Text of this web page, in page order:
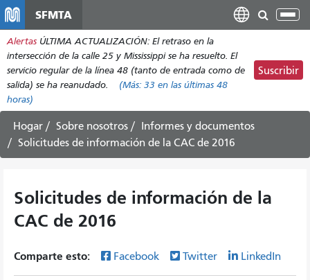
contenido
principal
SFMTA
Alertas ÚLTIMA ACTUALIZACIÓN: El retraso en la
intersección de la calle 25 y Mississippi se ha resuelto. El
servicio regular de la línea 48 (tanto de entrada como de
salida) se ha reanudado.
(Más: 33 en las últimas 48
horas)
Suscribir
Hogar Sobre nosotros
Informes y documentos
Solicitudes de información de la CAC de 2016
Solicitudes de información de la
CAC de 2016
Comparte esto: Facebook Twitter LinkedIn